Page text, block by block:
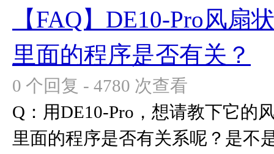
【FAQ】DE10-Pro风扇
里面的程序是否有关？
0 个回复 - 4780 次查看
Q：用DE10-Pro，想请教下它的
里面的程序是否有关系呢？是不